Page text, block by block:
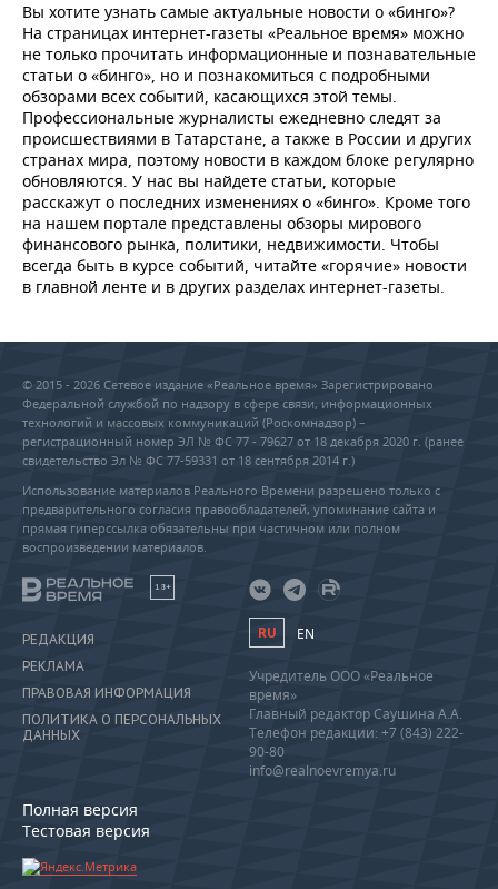
Вы хотите узнать самые актуальные новости о «бинго»?
На страницах интернет-газеты «Реальное время» можно
не только прочитать информационные и познавательные
статьи о «бинго», но и познакомиться с подробными
обзорами всех событий, касающихся этой темы.
Профессиональные журналисты ежедневно следят за
происшествиями в Татарстане, а также в России и других
странах мира, поэтому новости в каждом блоке регулярно
обновляются. У нас вы найдете статьи, которые
расскажут о последних изменениях о «бинго». Кроме того
на нашем портале представлены обзоры мирового
финансового рынка, политики, недвижимости. Чтобы
всегда быть в курсе событий, читайте «горячие» новости
в главной ленте и в других разделах интернет-газеты.
© 2015 - 2026 Сетевое издание «Реальное время» Зарегистрировано
Федеральной службой по надзору в сфере связи, информационных
технологий и массовых коммуникаций (Роскомнадзор) –
регистрационный номер ЭЛ № ФС 77 - 79627 от 18 декабря 2020 г. (ранее
свидетельство Эл № ФС 77-59331 от 18 сентября 2014 г.)
Использование материалов Реального Времени разрешено только с
предварительного согласия правообладателей, упоминание сайта и
прямая гиперссылка обязательны при частичном или полном
воспроизведении материалов.
18+
РЕДАКЦИЯ
РЕКЛАМА
ПРАВОВАЯ ИНФОРМАЦИЯ
ПОЛИТИКА О ПЕРСОНАЛЬНЫХ
ДАННЫХ
Полная версия
Тестовая версия
RU EN
Учредитель ООО «Реальное
время»
Главный редактор Саушина А.А.
Телефон редакции: +7 (843) 222-
90-80
info@realnoevremya.ru